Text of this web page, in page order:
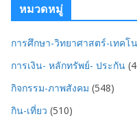
หมวดหมู่
การศึกษา-วิทยาศาสตร์-เทคโ
การเงิน- หลักทรัพย์- ประกัน
กิจกรรม-ภาพสังคม (548)
กิน-เที่ยว (510)